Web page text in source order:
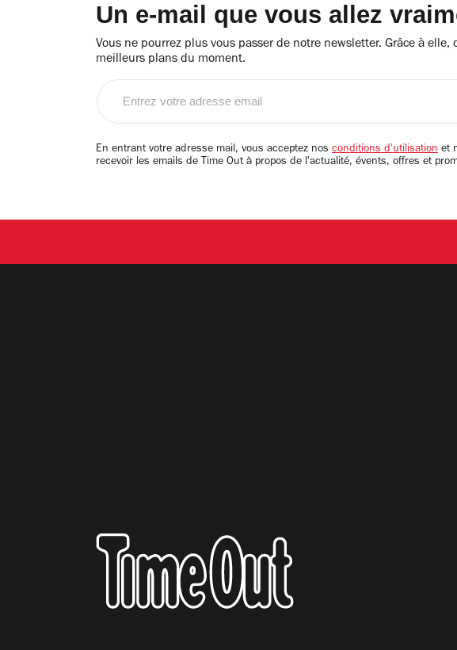
Un e-mail que vous allez
Vous ne pourrez plus vous passer de notre newsletter. Grâce à
meilleurs plans du moment.
email
En entrant votre adresse mail, vous acceptez nos conditions d'utilisation et
recevoir les emails de Time Out à propos de l'actualité, évents, offres et